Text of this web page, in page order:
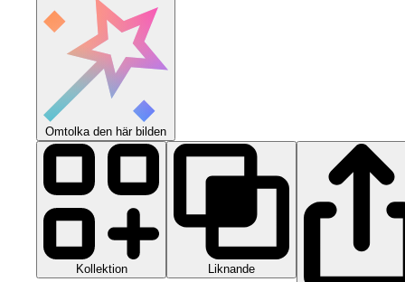
Omtolka den här bilden
Kollektion Liknande